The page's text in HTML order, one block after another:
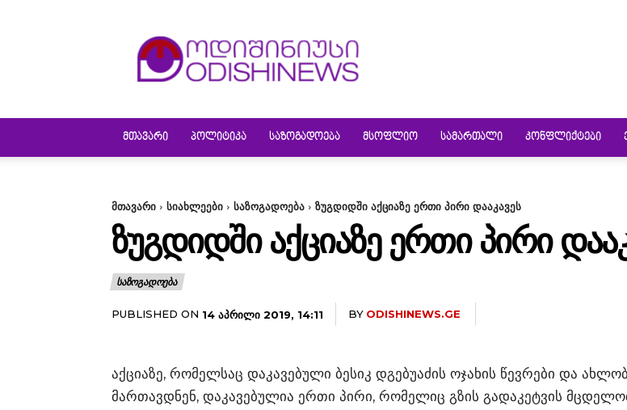
ᲛᲗᲐᲕᲐᲠᲘ ᲞᲝᲚᲘᲢᲘᲙᲐ ᲡᲐᲖᲝᲒᲐᲓᲝᲔᲑᲐ ᲛᲡᲝᲤᲚᲘᲝ ᲡᲐᲛᲐᲠᲗᲐᲚᲘ ᲙᲝᲜᲤᲚᲘᲥᲢᲔᲑᲘ
მთავარი სიახლეები საზოგადოება ზუგდიდში აქციაზე ერთი პირი დააკავეს
ᲖᲣᲒᲓᲘᲓᲨᲘ ᲐᲥᲪᲘᲐᲖᲔ ᲔᲠᲗᲘ ᲞᲘᲠᲘ
ᲡᲐᲖᲝᲒᲐᲓᲝᲔᲑᲐ
PUBLISHED ON 14 ᲐᲞᲠᲘᲚᲘ 2019, 14:11 BY ODISHINEWS.GE
აქციაზე, რომელსაც დაკავებული ბესიკ დგებუაძის ოჯახის წევრები და
მართავდნენ, დაკავებულია ერთი პირი, რომელიც გზის გადაკეტვის